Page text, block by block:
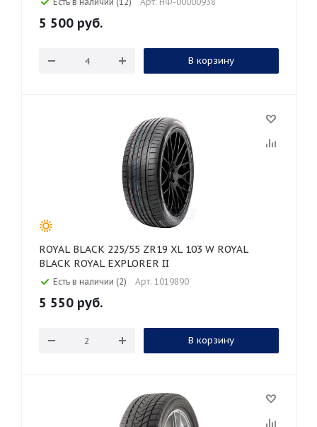
5 500 руб.
В корзину
ROYAL BLACK 225/55 ZR19 XL 103 W ROYAL
BLACK ROYAL EXPLORER II
Есть в наличии (2) Арт: 1019890
5 550 руб.
В корзину